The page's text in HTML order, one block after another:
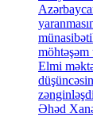
Elmi
Əhəd